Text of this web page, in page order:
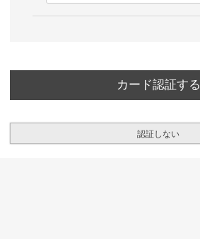
カード認証する
認証しない